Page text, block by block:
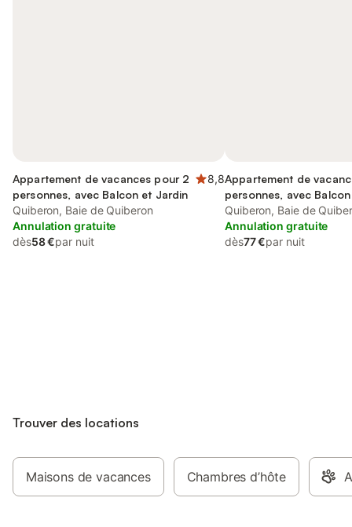
Appartement de vacances pour 2
personnes, avec Balcon et Jardin
8,8
Quiberon, Baie de Quiberon
Annulation gratuite
dès58 €par nuit
Appartement de
personnes, avec Balcon
Quiberon, Baie de
Annulation gratuite
dès77 €par nuit
Trouver des locations
Maisons de vacances Chambres d’hôte